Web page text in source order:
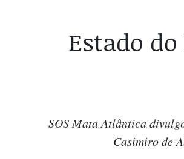
Estado
SOS Mata Atlântica
Casimiro de